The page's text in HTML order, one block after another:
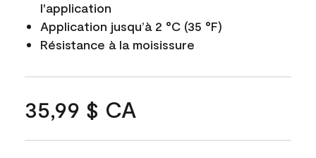
l'application
Application jusqu’à 2 °C (35 °F)
Résistance à la moisissure
35,99 $ CA